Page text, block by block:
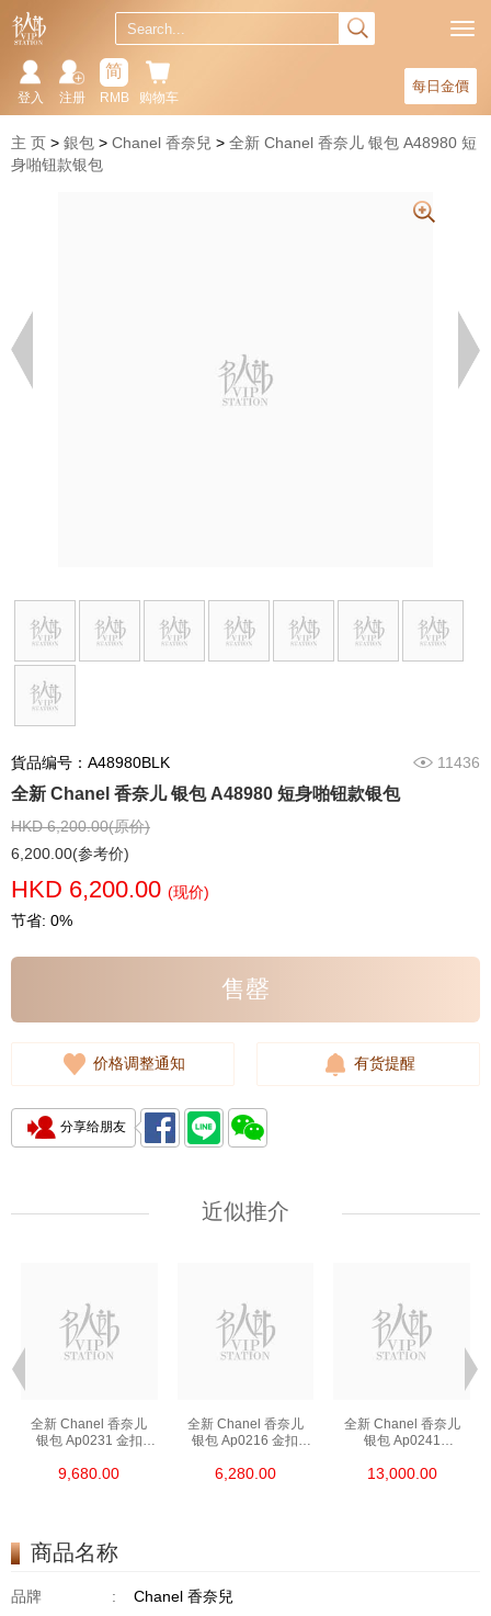
每日金價
购物车
简
RMB
注册
登入
主 页 銀包 Chanel 香奈兒
全新 Chanel 香奈儿 银包 A48980 短
身啪钮款银包
貨品编号：A48980BLK 11436
全新 Chanel 香奈儿 银包 A48980 短身啪钮款银包
HKD 6,200.00(原价)
6,200.00(参考价)
HKD 6,200.00 (现价)
节省: 0%
售罄
价格调整通知 有货提醒
分享给朋友
近似推介
全新 Chanel 香奈儿
银包 Ap0231 金扣
9,680.00
全新 Chanel 香奈儿
银包 Ap0216 金扣
6,280.00
全新 Chanel 香奈儿
银包 Ap0241
13,000.00
商品名称
品牌 : Chanel 香奈兒